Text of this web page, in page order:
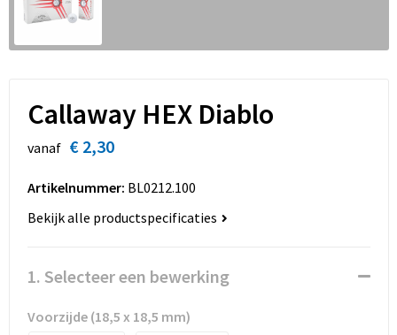
Sinterklaas
Sleutelhangers en Lanyards
Spellen voor binnen en buiten
Sport
Veiligheid, Auto en Fiets
Vrije tijd en Strand
Waterflesjes
Overhemden
Strandtassen
Toilettassen
Accessoires voor tassen
Schoenentassen
Golftassen
Matrozentassen
Collegetassen
Callaway HEX Diablo
vanaf € 2,30
Artikelnummer: BL0212.100
Bekijk alle productspecificaties
1. Selecteer een bewerking
Voorzijde (18,5 x 18,5 mm)